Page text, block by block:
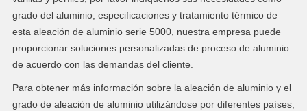
grado del aluminio, especificaciones y tratamiento térmico de
esta aleación de aluminio serie 5000, nuestra empresa puede
proporcionar soluciones personalizadas de proceso de aluminio
de acuerdo con las demandas del cliente.
Para obtener más información sobre la aleación de aluminio y el
grado de aleación de aluminio utilizándose por diferentes países,